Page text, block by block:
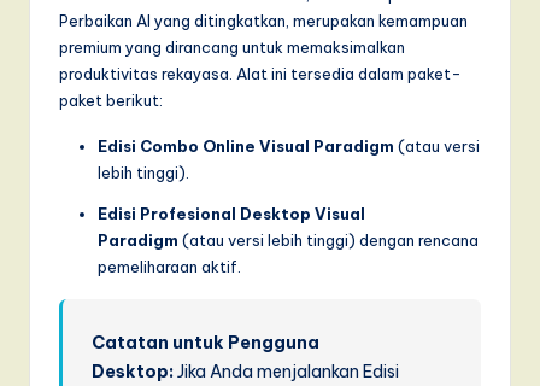
Perbaikan AI yang ditingkatkan, merupakan kemampuan
premium yang dirancang untuk memaksimalkan
produktivitas rekayasa. Alat ini tersedia dalam paket-
paket berikut:
Edisi Combo Online Visual Paradigm (atau versi
lebih tinggi).
Edisi Profesional Desktop Visual
Paradigm (atau versi lebih tinggi) dengan rencana
pemeliharaan aktif.
Catatan untuk Pengguna
Desktop:Jika Anda menjalankan Edisi